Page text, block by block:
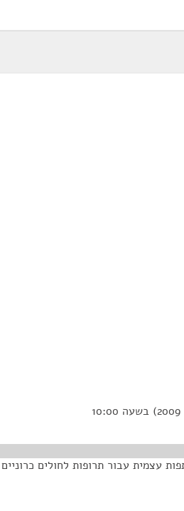
עצמית עבור תרופות לחולים כרוניים